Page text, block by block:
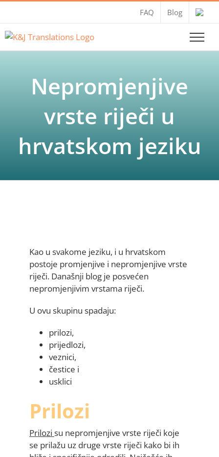
content
FAQ Blog
Nepromjenjive
vrste riječi u
hrvatskom jeziku
Kao u svakome jeziku, i u hrvatskom
postoje promjenjive i nepromjenjive vrste
riječi. Današnji blog je posvećen
nepromjenjivim vrstama riječi.
U ovu skupinu spadaju:
prilozi,
prijedlozi,
veznici,
čestice i
usklici
Prilozi
Prilozi su nepromjenjive vrste riječi koje
se prilažu uz druge vrste riječi kako bi ih